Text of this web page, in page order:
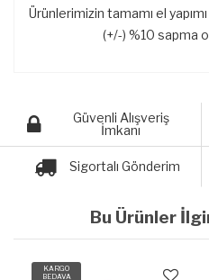
Ürünlerimizin tamamı el
(+/-) %10 sapma
Güvenli Alışveriş
İmkanı
Sigortalı Gönderim
Bu Ürünler
KARGO
BEDAVA